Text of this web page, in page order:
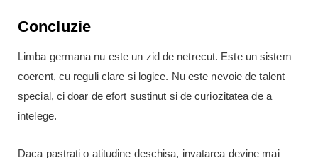
Concluzie
Limba germana nu este un zid de netrecut. Este un sistem
coerent, cu reguli clare si logice. Nu este nevoie de talent
special, ci doar de efort sustinut si de curiozitatea de a
intelege.
Daca pastrati o atitudine deschisa, invatarea devine mai